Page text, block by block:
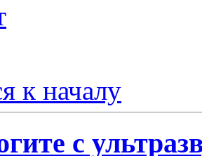
к началу
с